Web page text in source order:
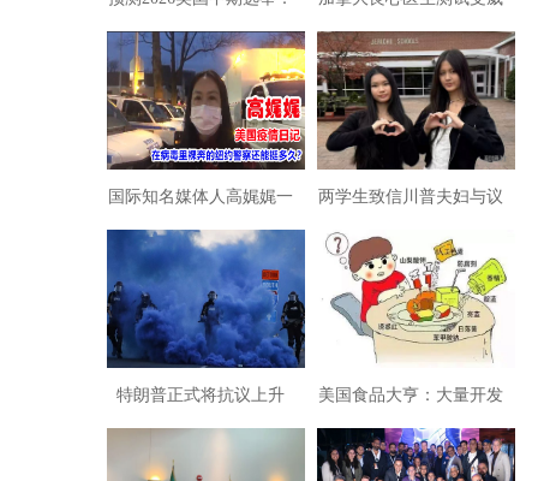
川普执政面临“跛脚”危机 胁：揭患者打疫苗后62％
出现血栓
国际知名媒体人高娓娓一
线勇揭美国疫情真相
两学生致信川普夫妇与议
员：在AI时代重新定义校
园安全
特朗普正式将抗议上升 美国食品大亨：大量开发
添加剂制造疾病群为医药